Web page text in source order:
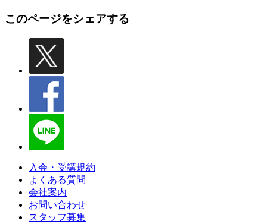
このページをシェアする
入会・受講規約
よくある質問
会社案内
お問い合わせ
スタッフ募集